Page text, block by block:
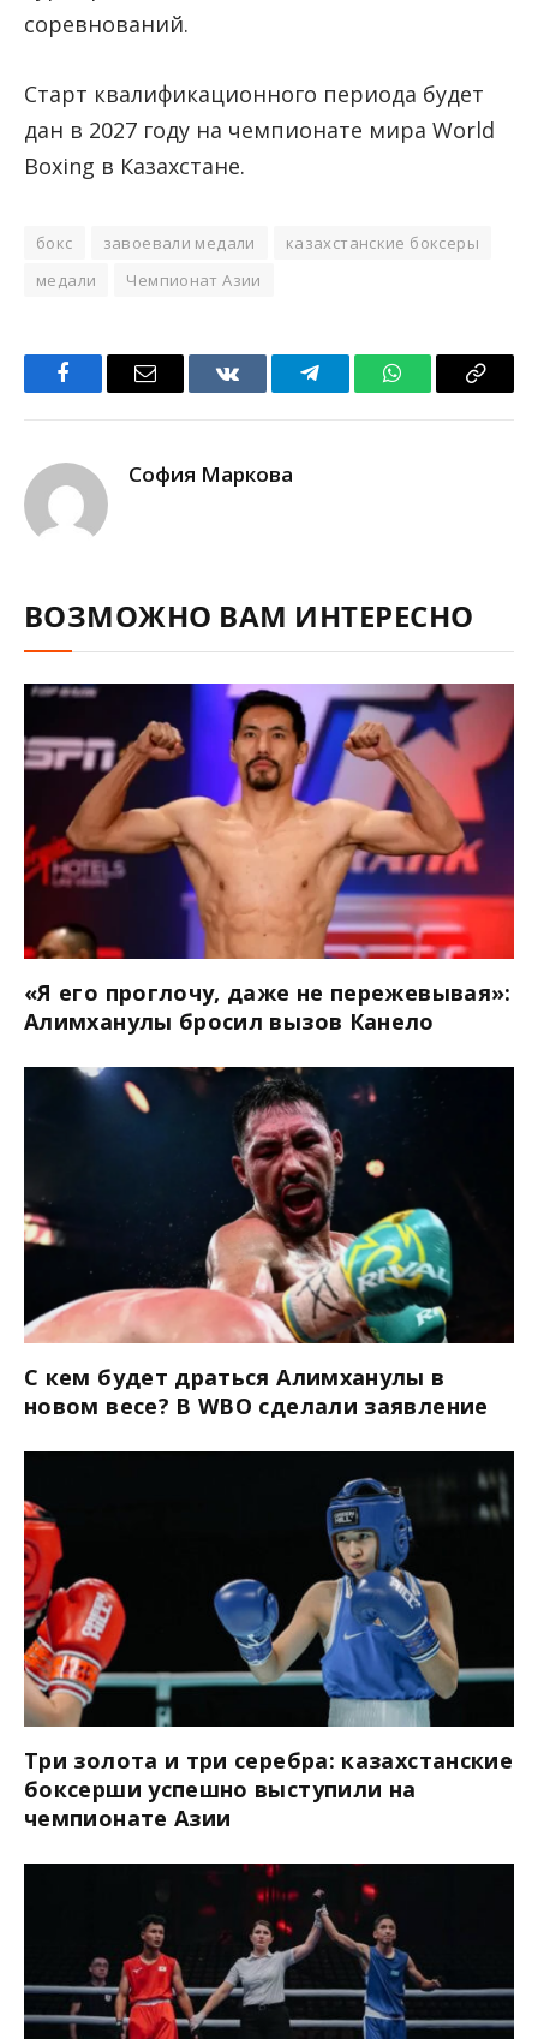
соревнований.
Старт квалификационного периода будет
дан в 2027 году на чемпионате мира World
Boxing в Казахстане.
бокс завоевали медали
казахстанские боксеры
медали
Чемпионат Азии
FacebookEmail VKontakteTelegramWhatsAppCopy
София Маркова
ВОЗМОЖНО ВАМ ИНТЕРЕСНО
«Я его проглочу, даже не пережевывая»:
Алимханулы бросил вызов Канело
С кем будет драться Алимханулы в
новом весе? В WBO сделали заявление
Три золота и три серебра: казахстанские
боксерши успешно выступили на
чемпионате Азии